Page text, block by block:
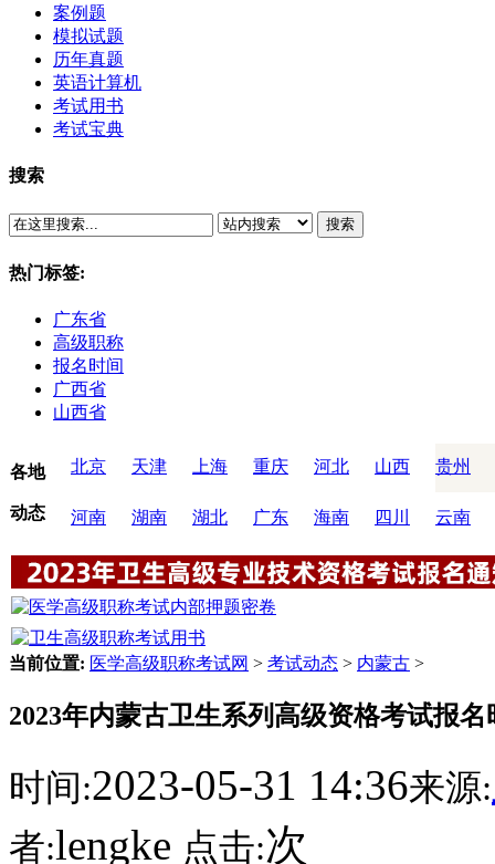
案例题
模拟试题
历年真题
英语计算机
考试用书
考试宝典
搜索
搜索
热门标签:
广东省
高级职称
报名时间
广西省
山西省
各地
动态
北京 天津 上海 重庆 河北 山西 贵州
河南 湖南 湖北 广东 海南 四川 云南
当前位置: 医学高级职称考试网 > 考试动态 > 内蒙古 >
2023年内蒙古卫生系列高级资格考试报
时间:2023-05-31 14:36来源:
者:lengke 点击:次